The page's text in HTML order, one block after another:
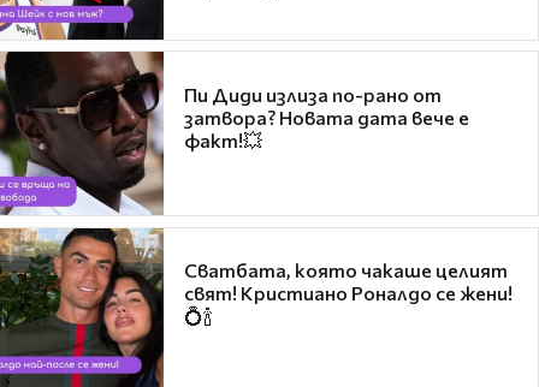
Пи Диди излиза по-рано от
затвора? Новата дата вече е
факт!💥
Сватбата, която чакаше целият
свят! Кристиано Роналдо се жени!
💍🍾